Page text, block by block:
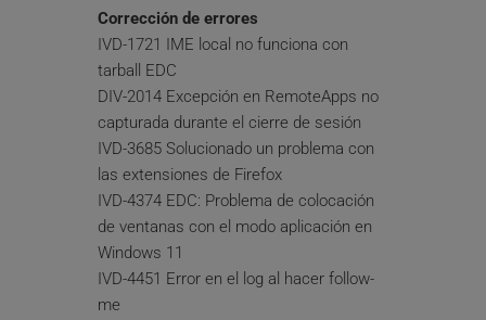
Corrección de errores
IVD-1721 IME local no funciona con
tarball EDC
DIV-2014 Excepción en RemoteApps no
capturada durante el cierre de sesión
IVD-3685 Solucionado un problema con
las extensiones de Firefox
IVD-4374 EDC: Problema de colocación
de ventanas con el modo aplicación en
Windows 11
IVD-4451 Error en el log al hacer follow-
me